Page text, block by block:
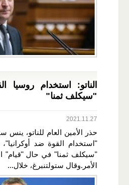
الناتو: استخدام روسيا
"سيكلف ثمنا"
2021.11.27
حذر الأمين العام للناتو، ينس
"استخدام القوة ضد
"سيكلف ثمنا" في حال "قيام"
الأمر.وقال ستولتنبرغ، خلال...